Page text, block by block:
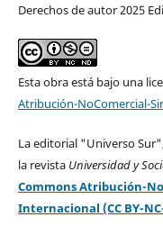
Derechos de autor 2025
Esta obra está bajo una
Atribución-NoComercial-
La editorial "Universo
la revista Universidad y
Commons Atribución-
Internacional (CC BY-